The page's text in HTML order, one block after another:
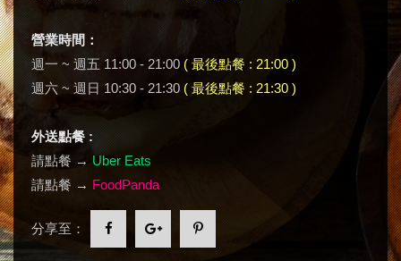
營業時間：
週一 ~ 週五 11:00 - 21:00 ( 最後點餐 : 21:00 )
週六 ~ 週日 10:30 - 21:30 ( 最後點餐 : 21:30 )
外送點餐 :
請點餐 → Uber Eats
請點餐 → FoodPanda
分享至：